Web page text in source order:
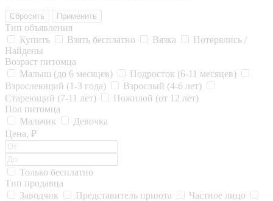
Сбросить Применить
Тип объявления
Купить
Взять бесплатно Вязка
Потерялись /
Найдены
Возраст питомца
Малыш (до 6 месяцев)
Подросток (6-11 месяцев)
Взрослеющий (1-3 года)
Взрослый (4-6 лет)
Стареющий (7-11 лет)
Пожилой (от 12 лет)
Пол питомца
Мальчик
Девочка
Цена, ₽
Только бесплатно
Тип продавца
Заводчик
Представитель приюта
Частное лицо